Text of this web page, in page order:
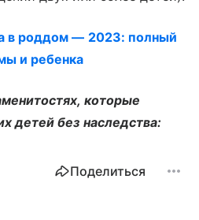
в роддом — 2023: полный
и ребенка
которые
детей без наследства:
Поделиться